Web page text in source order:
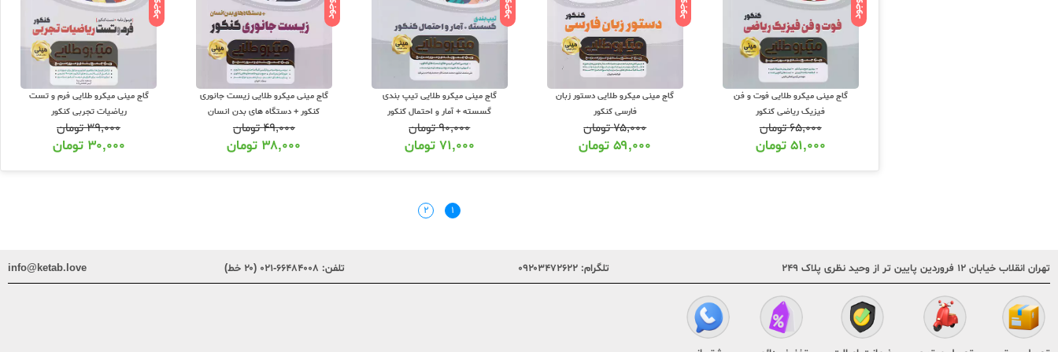
گاج مینی میکرو طلایی فوت و فن
فیزیک ریاضی کنکور
۶۵,۰۰۰تومان
۵۱,۰۰۰ تومان
گاج مینی میکرو طلایی دستور زبان
فارسی کنکور
۷۵,۰۰۰تومان
۵۹,۰۰۰تومان
گاج مینی میکرو طلایی تیپ بندی
گسسته + آمار و احتمال کنکور
۹۰,۰۰۰تومان
۷۱,۰۰۰ تومان
گاج مینی میکرو طلایی زیست جانوری
کنکور + دستگاه های بدن انسان
۴۹,۰۰۰تومان
۳۸,۰۰۰ تومان
گاج مینی میکرو طلایی فرم و تست
ریاضیات تجربی کنکور
۳۹,۰۰۰تومان
۳۰,۰۰۰ تومان
۱ ۲
تهران انقلاب خیابان ۱۲ فروردین پایین تر از وحید نظری پلاک ۲۴۹ تلگرام: ۰۹۲۰۳۴۷۲۶۲۲ تلفن: ۶۶۴۸۴۰۰۸-۰۲۱ (۲۰ خط) info@ketab.love